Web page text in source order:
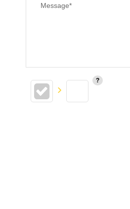
Message*